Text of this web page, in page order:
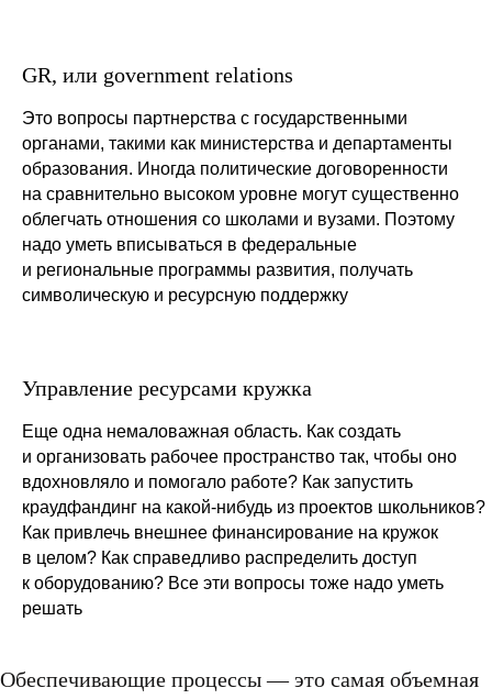
GR, или government relations
Это вопросы партнерства с государственными
органами, такими как министерства и департаменты
образования. Иногда политические договоренности
на сравнительно высоком уровне могут существенно
облегчать отношения со школами и вузами. Поэтому
надо уметь вписываться в федеральные
и региональные программы развития, получать
символическую и ресурсную поддержку
Управление ресурсами кружка
Еще одна немаловажная область. Как создать
и организовать рабочее пространство так, чтобы оно
вдохновляло и помогало работе? Как запустить
краудфандинг на какой-нибудь из проектов школьников?
Как привлечь внешнее финансирование на кружок
в целом? Как справедливо распределить доступ
к оборудованию? Все эти вопросы тоже надо уметь
решать
Обеспечивающие процессы — это самая объемная